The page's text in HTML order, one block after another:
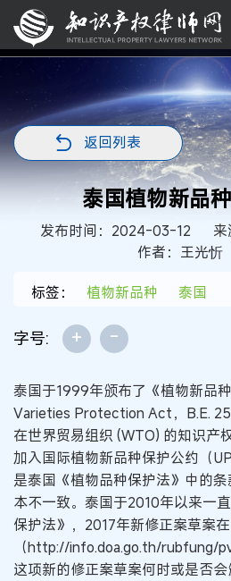
返回列表
泰国植物新品
发布时间：2024-03-12
作者：王光忻
标签： 植物新品种 泰国
字号: + -
泰国于1999年颁布了《植物新品
Varieties Protection Act，B.E.
在世界贸易组织 (WTO) 的知识产
加入国际植物新品种保护公约（
是泰国《植物品种保护法》中的
本不一致。泰国于2010年以来一
保护法》，2017年新修正案草案
（http://info.doa.go.th/rubfung/
这项新的修正案草案何时或是否